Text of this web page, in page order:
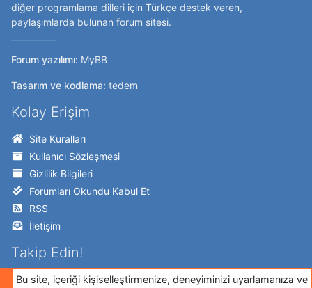
diğer programlama dilleri için Türkçe destek veren,
paylaşımlarda bulunan forum sitesi.
Forum yazılımı: MyBB
Tasarım ve kodlama: tedem
Kolay Erişim
Site Kuralları
Kullanıcı Sözleşmesi
Gizlilik Bilgileri
Forumları Okundu Kabul Et
RSS
İletişim
Takip Edin!
Twitter
Bu site, içeriği kişiselleştirmenize, deneyiminizi uyarlamanıza ve